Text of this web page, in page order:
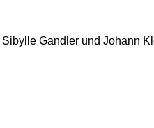
Gandler und Johann